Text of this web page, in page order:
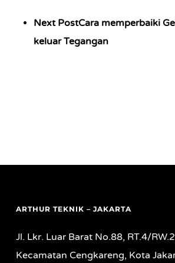
Next PostCara memperbaiki
keluar Tegangan
ARTHUR TEKNIK – JAKARTA
Jl. Lkr. Luar Barat No.88, RT.4/
Kecamatan Cengkareng, Kota